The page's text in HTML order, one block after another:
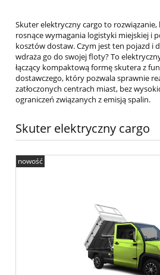
Skuter elektryczny cargo to
rosnące wymagania logistyki miejskiej i
kosztów dostaw. Czym jest ten pojazd i
wdraża go do swojej floty? To
łączący kompaktową formę skutera z
dostawczego, który pozwala sprawnie
zatłoczonych centrach miast, bez
ograniczeń związanych z emisją spalin.
Skuter elektryczny cargo
nowość